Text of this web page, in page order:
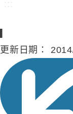
:::
更新日期：